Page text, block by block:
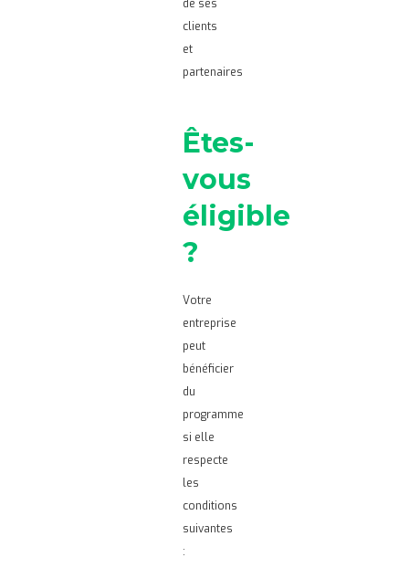
de ses
clients
et
partenaires
Êtes-
vous
éligible
?
Votre
entreprise
peut
bénéficier
du
programme
si elle
respecte
les
conditions
suivantes
: